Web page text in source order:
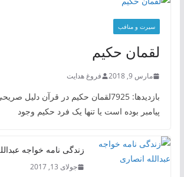
سیرت و منافب
لقمان حکیم
مارس 9, 2018 فروغ هدایت
بازدیدها: 7925لقمان حکیم در قرآن دلیل
پیامبر بوده است یا تنها یک فرد حکیم وجود
زندگی نامه خواجه
جولای 13, 2017